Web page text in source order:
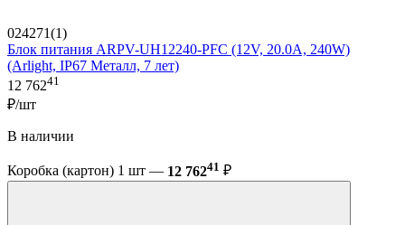
024271(1)
Блок питания ARPV-UH12240-PFC (12V, 20.0A, 240W)
(Arlight, IP67 Металл, 7 лет)
12 76241
₽/шт
В наличии
Коробка (картон) 1 шт — 12 76241 ₽